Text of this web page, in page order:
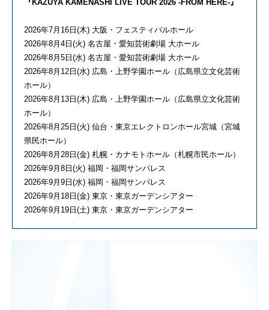
『KAZUYA KAMENASHI LIVE TOUR 2026 -FROM HERE-』
2026年7月16日(木) 大阪・フェスティバルホール
2026年8月4日(火) 名古屋・愛知芸術劇場 大ホール
2026年8月5日(水) 名古屋・愛知芸術劇場 大ホール
2026年8月12日(水) 広島・上野学園ホール（広島県立文化芸術
ホール）
2026年8月13日(木) 広島・上野学園ホール（広島県立文化芸術
ホール）
2026年8月25日(火) 仙台・東京エレクトロンホール宮城（宮城
県民ホール）
2026年8月28日(金) 札幌・カナモトホール（札幌市民ホール）
2026年9月8日(火) 福岡・福岡サンパレス
2026年9月9日(水) 福岡・福岡サンパレス
2026年9月18日(金) 東京・東京ガーデンシアター
2026年9月19日(土) 東京・東京ガーデンシアター